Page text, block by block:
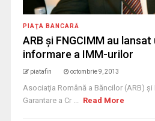
PIAŢA BANCARĂ
ARB şi FNGCIMM au
informare a IMM-urilor
piatafin octombrie 9, 2013
Asociaţia Română a Băncilor (ARB)
Garantare a Cr ... Read More